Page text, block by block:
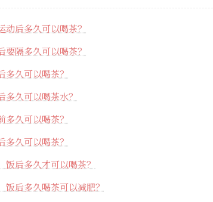
动后多久可以喝茶？
要隔多久可以喝茶？
多久可以喝茶？
多久可以喝茶水？
多久可以喝茶？
多久可以喝茶？
饭后多久才可以喝茶？
饭后多久喝茶可以减肥？